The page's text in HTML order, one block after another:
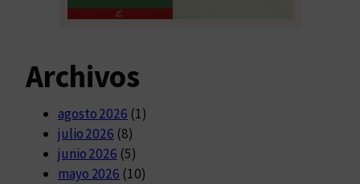
Archivos
agosto 2026 (1)
julio 2026 (8)
junio 2026 (5)
mayo 2026 (10)